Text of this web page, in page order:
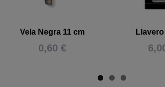
Vela Negra 11 cm
0,60 €